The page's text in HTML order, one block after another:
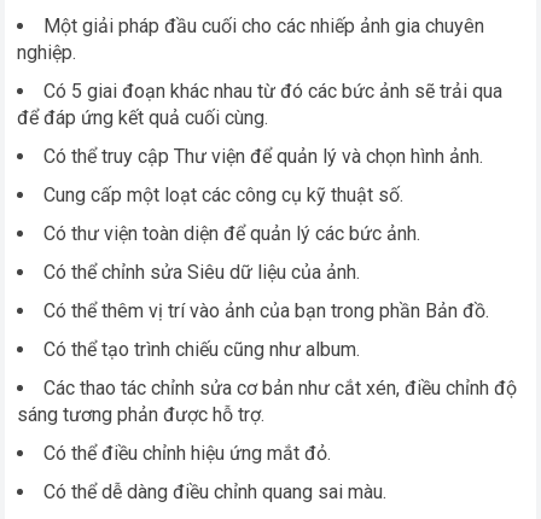
Một giải pháp đầu cuối cho các nhiếp ảnh gia chuyên
nghiệp.
Có 5 giai đoạn khác nhau từ đó các bức ảnh sẽ trải qua
để đáp ứng kết quả cuối cùng.
Có thể truy cập Thư viện để quản lý và chọn hình ảnh.
Cung cấp một loạt các công cụ kỹ thuật số.
Có thư viện toàn diện để quản lý các bức ảnh.
Có thể chỉnh sửa Siêu dữ liệu của ảnh.
Có thể thêm vị trí vào ảnh của bạn trong phần Bản đồ.
Có thể tạo trình chiếu cũng như album.
Các thao tác chỉnh sửa cơ bản như cắt xén, điều chỉnh độ
sáng tương phản được hỗ trợ.
Có thể điều chỉnh hiệu ứng mắt đỏ.
Có thể dễ dàng điều chỉnh quang sai màu.